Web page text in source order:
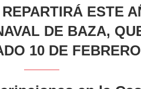
ESTE
DE BAZA,
10 DE FEBRERO